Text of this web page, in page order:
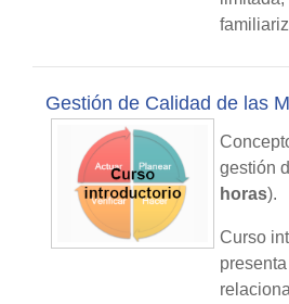
Gestión de Calidad de las
gestión
horas).
Curso